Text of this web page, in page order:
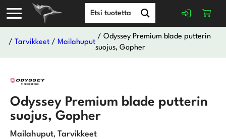
/ Tarvikkeet /Mailahuput
/ Odyssey Premium blade putterin
suojus, Gopher
Odyssey Premium blade putterin
suojus, Gopher
Mailahuput, Tarvikkeet